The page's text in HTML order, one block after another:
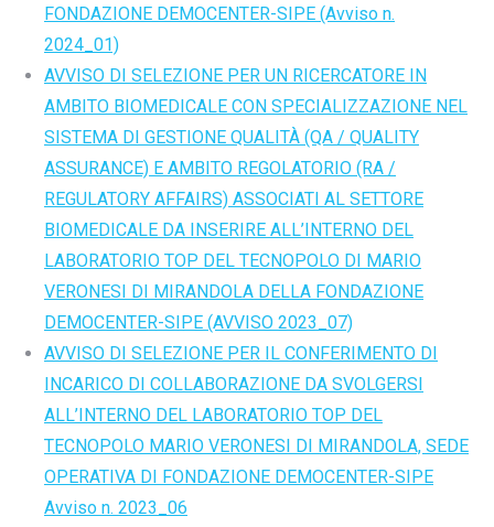
FONDAZIONE DEMOCENTER-SIPE (Avviso n.
2024_01)
AVVISO DI SELEZIONE PER UN RICERCATORE IN
AMBITO BIOMEDICALE CON SPECIALIZZAZIONE NEL
SISTEMA DI GESTIONE QUALITÀ (QA / QUALITY
ASSURANCE) E AMBITO REGOLATORIO (RA /
REGULATORY AFFAIRS) ASSOCIATI AL SETTORE
BIOMEDICALE DA INSERIRE ALL’INTERNO DEL
LABORATORIO TOP DEL TECNOPOLO DI MARIO
VERONESI DI MIRANDOLA DELLA FONDAZIONE
DEMOCENTER-SIPE (AVVISO 2023_07)
AVVISO DI SELEZIONE PER IL CONFERIMENTO DI
INCARICO DI COLLABORAZIONE DA SVOLGERSI
ALL’INTERNO DEL LABORATORIO TOP DEL
TECNOPOLO MARIO VERONESI DI MIRANDOLA, SEDE
OPERATIVA DI FONDAZIONE DEMOCENTER-SIPE
Avviso n. 2023_06